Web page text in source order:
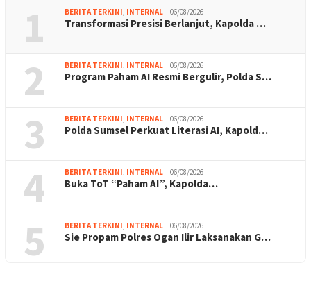
1 BERITA TERKINI, INTERNAL 06/08/2026
Transformasi Presisi Berlanjut, Kapolda …
2 BERITA TERKINI, INTERNAL 06/08/2026
Program Paham AI Resmi Bergulir, Polda S…
3 BERITA TERKINI, INTERNAL 06/08/2026
Polda Sumsel Perkuat Literasi AI, Kapold…
4 BERITA TERKINI, INTERNAL 06/08/2026
Buka ToT “Paham AI”, Kapolda…
5 BERITA TERKINI, INTERNAL 06/08/2026
Sie Propam Polres Ogan Ilir Laksanakan G…